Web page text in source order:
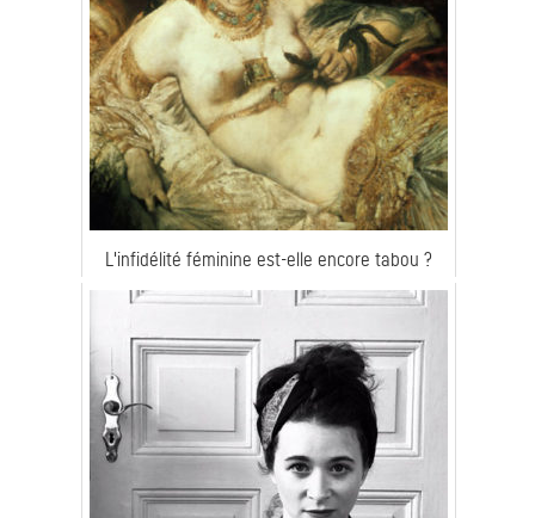
L'infidélité féminine est-elle encore tabou ?